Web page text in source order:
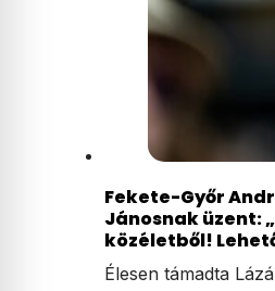
Fekete-Győr
Jánosnak üzent:
közéletből!
Élesen támadta